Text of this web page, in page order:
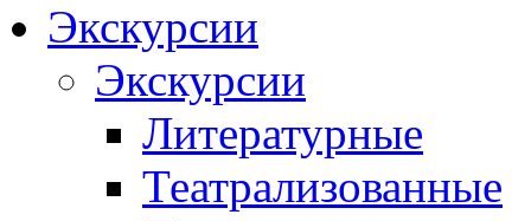
Экскурсии
Экскурсии
Литературные
Театрализованные